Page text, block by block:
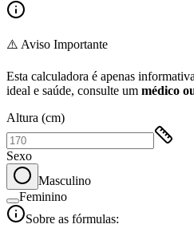
⚠️ Aviso Importante
Esta calculadora é apenas
ideal e saúde, consulte um médico
Altura (cm)
Sexo
Masculino
Feminino
Sobre as fórmulas: